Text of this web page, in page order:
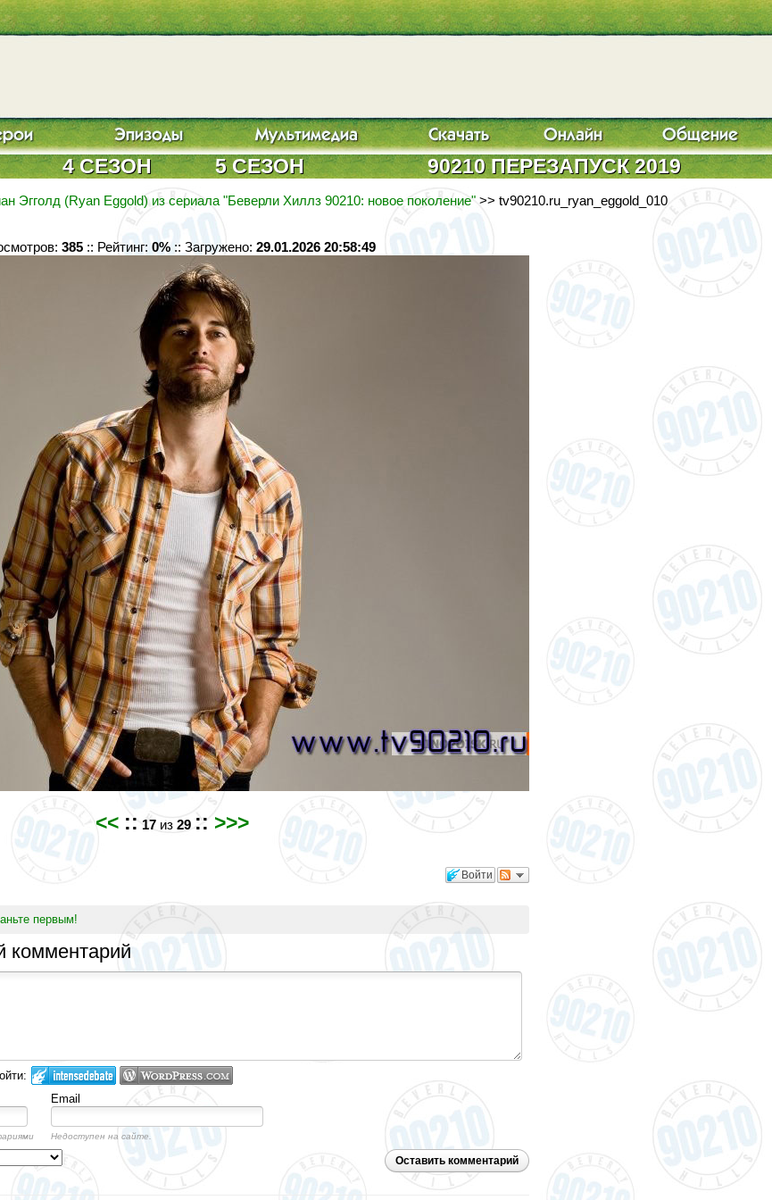
4 СЕЗОН 5 СЕЗОН 90210 ПЕРЕЗАПУСК 2019
Эгголд (Ryan Eggold) из сериала "Беверли Хиллз 90210: новое поколение" >> tv90210.ru_ryan_eggold_010
385 :: Рейтинг: 0% :: Загружено: 29.01.2026 20:58:49
<< :: 17 из 29 :: >>>
Войти
первым!
комментарий
Email
Недоступен на сайте.
Оставить комментарий